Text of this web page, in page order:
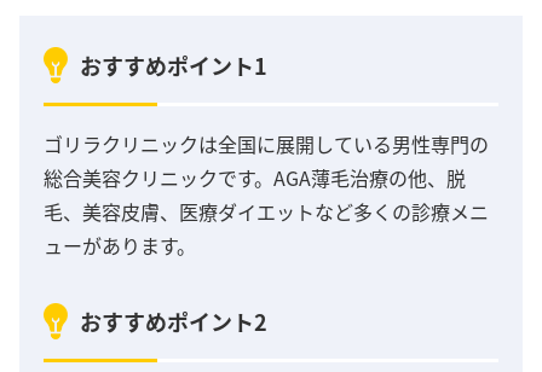
おすすめポイント1
ゴリラクリニックは全国に展開している男性専門の
総合美容クリニックです。AGA薄毛治療の他、脱
毛、美容皮膚、医療ダイエットなど多くの診療メニ
ューがあります。
おすすめポイント2